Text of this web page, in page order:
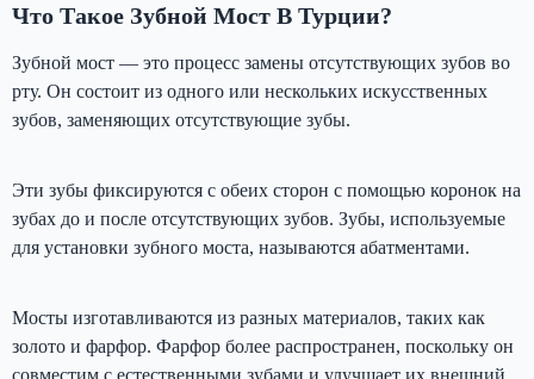
Что Такое Зубной Мост В Турции?
Зубной мост — это процесс замены отсутствующих зубов во
рту. Он состоит из одного или нескольких искусственных
зубов, заменяющих отсутствующие зубы.
Эти зубы фиксируются с обеих сторон с помощью коронок на
зубах до и после отсутствующих зубов. Зубы, используемые
для установки зубного моста, называются абатментами.
Мосты изготавливаются из разных материалов, таких как
золото и фарфор. Фарфор более распространен, поскольку он
совместим с естественными зубами и улучшает их внешний